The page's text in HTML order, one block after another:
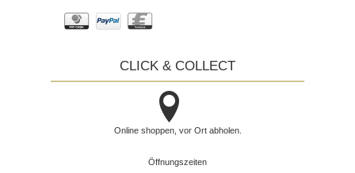
CLICK & COLLECT
Online shoppen, vor Ort abholen.
Öffnungszeiten